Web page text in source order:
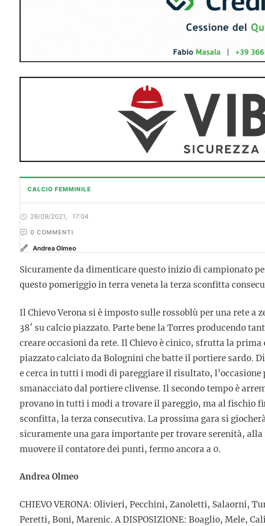
CALCIO FEMMINILE
26/09/2021 17:04
0 COMMENTI
Andrea Olmeo
Sicuramente da dimenticare questo inizio di campionato
questo pomeriggio in terra veneta la terza sconfitta
Il Chievo Verona si è imposto sulle rossoblù per una rete
38′ su calcio piazzato. Parte bene la Torres producendo
creare occasioni da rete. Il Chievo è cinico, sfrutta la prima
piazzato calciato da Bolognini che batte il portiere sardo.
e cerca in tutti i modi di pareggiare il risultato,
smanacciato dal portiere clivense. Il secondo tempo è
provano in tutti i modi a trovare il pareggio, ma al fischio
sconfitta, la terza consecutiva. La prossima gara si
sicuramente una gara importante per trovare serenità,
muovere il contatore dei punti, fermo ancora a 0.
Andrea Olmeo
CHIEVO VERONA: Olivieri, Pecchini, Zanoletti, Salaorni,
Peretti, Boni, Marenic. A DISPOSIZIONE: Boaglio, Mele,